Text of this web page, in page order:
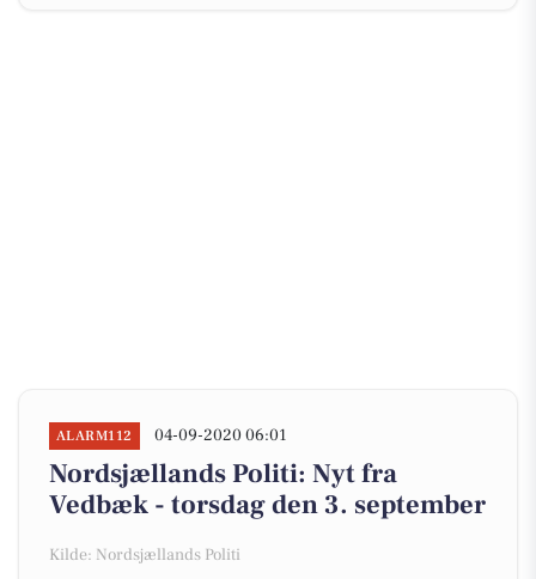
ALARM112 04-09-2020 06:01
Nordsjællands Politi: Nyt fra
Vedbæk - torsdag den 3. september
Kilde: Nordsjællands Politi